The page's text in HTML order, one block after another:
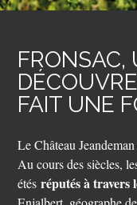
FRONSAC,
FAIT UNE
Le Château
Au cours des siècles,
étésréputés à travers